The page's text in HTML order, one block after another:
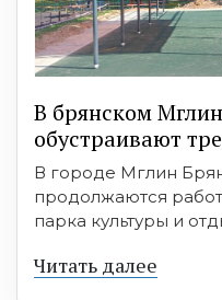
В брянском
обустраивают
В городе Мглин
продолжаются
парка культуры и
Читать далее